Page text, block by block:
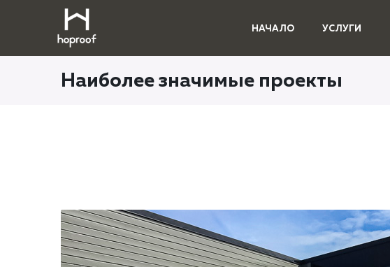
НАЧАЛО УСЛУГИ
Наиболее значимые проекты